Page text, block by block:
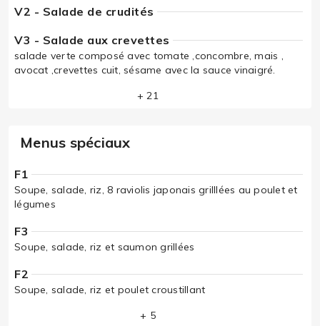
V2 - Salade de crudités
V3 - Salade aux crevettes
salade verte composé avec tomate ,concombre, mais ,
avocat ,crevettes cuit, sésame avec la sauce vinaigré.
+ 21
Menus spéciaux
F1
Soupe, salade, riz, 8 raviolis japonais grilllées au poulet et
légumes
F3
Soupe, salade, riz et saumon grillées
F2
Soupe, salade, riz et poulet croustillant
+ 5